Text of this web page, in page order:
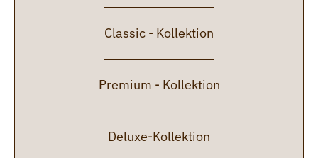
Classic - Kollektion
Premium - Kollektion
Deluxe-Kollektion